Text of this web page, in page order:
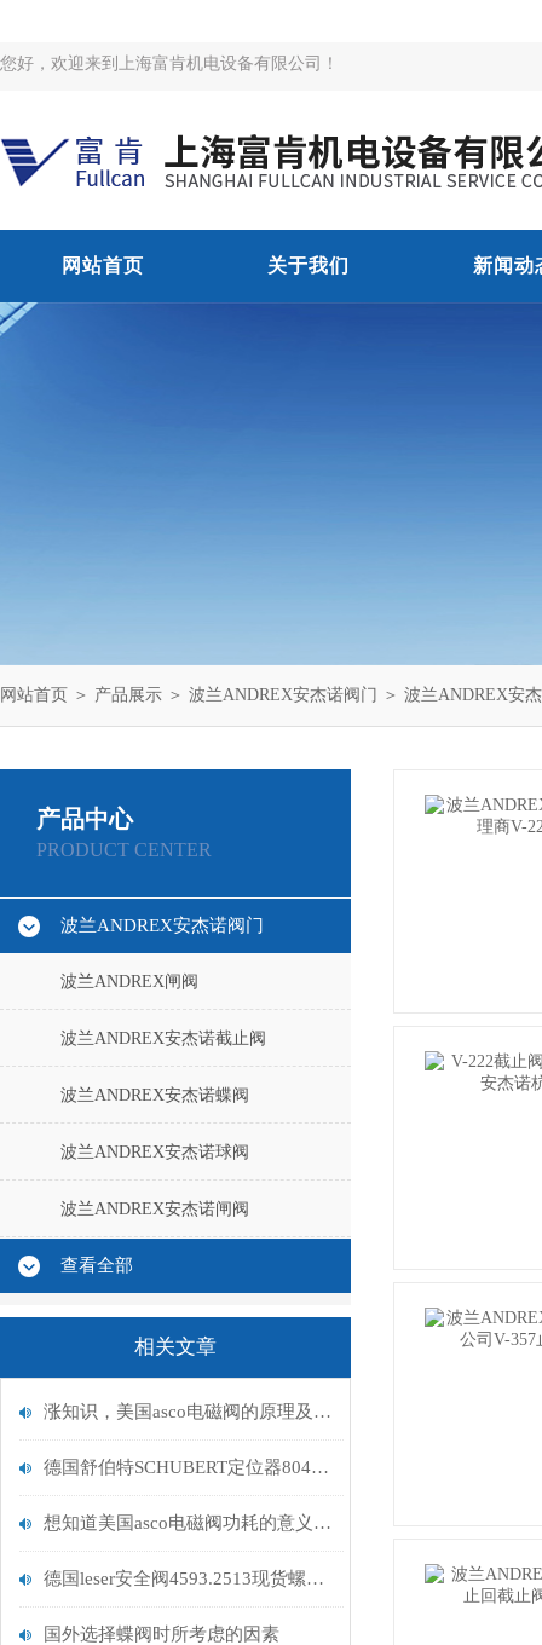
您好，欢迎来到上海富肯机电设备有限公司！
网站首页 关于我们 新闻动
网站首页 ＞ 产品展示 ＞ 波兰ANDREX安杰诺阀门 ＞ 波兰ANDREX安
产品中心
PRODUCT CENTER
波兰ANDREX安杰诺阀门
波兰ANDREX闸阀
波兰ANDREX安杰诺截止阀
波兰ANDREX安杰诺蝶阀
波兰ANDREX安杰诺球阀
波兰ANDREX安杰诺闸阀
查看全部
相关文章
涨知识，美国asco电磁阀的原理及特点
德国舒伯特SCHUBERT定位器8049特性
想知道美国asco电磁阀功耗的意义吗？看这里
德国leser安全阀4593.2513现货螺纹法兰连接均可
国外选择蝶阀时所考虑的因素